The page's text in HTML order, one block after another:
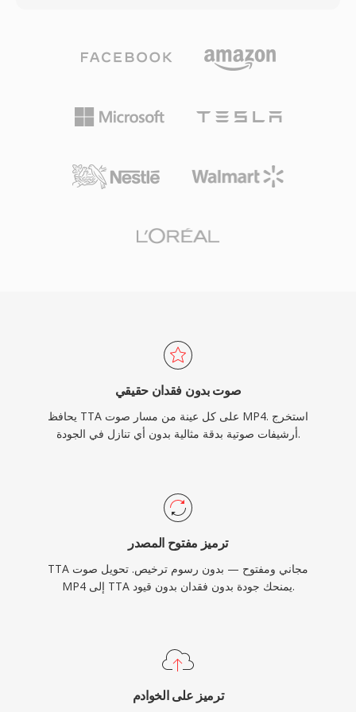
الحديثة التي يحملها، توزيع فيديو عالي الجودة بأحجام
ملفات عملية عبر الشبكات محدودة النطاق الترددي
ترميزاً وفك ترميز سريعاً دون أحمال كبيرة على
هيكل الملف وسوم بيانات وصفية ID3v1 وID3v2
المحمولة، مما منح TTA ميزة عملية على بعض
مما يشجع اعتماد المجتمع والتكاملات الخارجية. رغم أن
صوت بدون فقدان حقيقي
يحافظ TTA على كل عينة من مسار صوت MP4. استخرج
أرشيفات صوتية بدقة مثالية بدون أي تنازل في الجودة.
ترميز مفتوح المصدر
TTA مجاني ومفتوح — بدون رسوم ترخيص. تحويل صوت
MP4 إلى TTA يمنحك جودة بدون فقدان بدون قيود.
ترميز على الخوادم